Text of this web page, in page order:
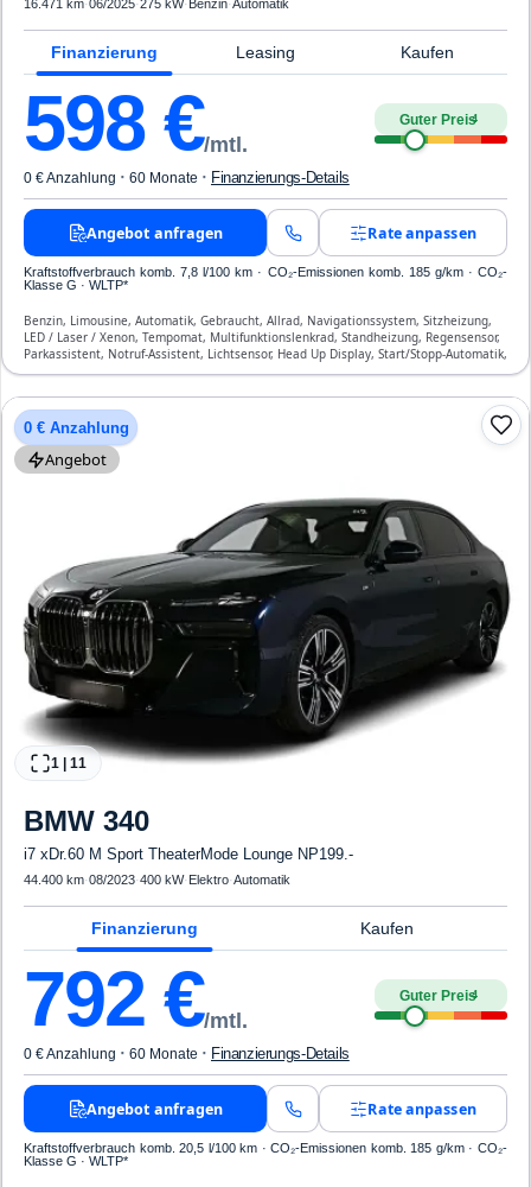
16.471 km·06/2025·275 kW· Benzin·Automatik
Finanzierung Leasing Kaufen
598€/mtl.
Guter Preis4
0 € Anzahlung · 60 Monate · Finanzierungs-Details
Angebot anfragen Rate anpassen
Kraftstoffverbrauch komb. 7,8 l/100 km · CO₂-Emissionen komb. 185 g/km · CO₂-
Klasse G · WLTP*
Benzin, Limousine, Automatik, Gebraucht, Allrad, Navigationssystem, Sitzheizung,
LED / Laser / Xenon, Tempomat, Multifunktionslenkrad, Standheizung, Regensensor,
Parkassistent, Notruf-Assistent, Lichtsensor, Head Up Display, Start/Stopp-Automatik,
Bluetooth, Freisprecheinrichtung, Verkehrszeichen-Erkennung, ESP, ABS,
0 € Anzahlung
Angebot
1 11
BMW 340
i7 xDr.60 M Sport TheaterMode Lounge NP199.-
44.400 km·08/2023·400 kW· Elektro·Automatik
Finanzierung Kaufen
792 €/mtl.
Guter Preis4
0 € Anzahlung · 60 Monate · Finanzierungs-Details
Angebot anfragen Rate anpassen
Kraftstoffverbrauch komb. 20,5 l/100 km · CO₂-Emissionen komb. 185 g/km · CO₂-
Klasse G · WLTP*